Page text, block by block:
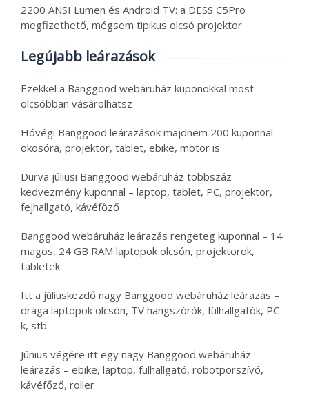
2200 ANSI Lumen és Android TV: a DESS C5Pro
megfizethető, mégsem tipikus olcsó projektor
Legújabb leárazások
Ezekkel a Banggood webáruház kuponokkal most
olcsóbban vásárolhatsz
Hóvégi Banggood leárazások majdnem 200 kuponnal –
okosóra, projektor, tablet, ebike, motor is
Durva júliusi Banggood webáruház többszáz
kedvezmény kuponnal – laptop, tablet, PC, projektor,
fejhallgató, kávéfőző
Banggood webáruház leárazás rengeteg kuponnal – 14
magos, 24 GB RAM laptopok olcsón, projektorok,
tabletek
Itt a júliuskezdő nagy Banggood webáruház leárazás –
drága laptopok olcsón, TV hangszórók, fülhallgatók, PC-
k, stb.
Június végére itt egy nagy Banggood webáruház
leárazás – ebike, laptop, fülhallgató, robotporszívó,
kávéfőző, roller